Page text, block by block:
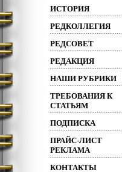
ИСТОРИЯ
РЕДКОЛЛЕГИЯ
РЕДСОВЕТ
РЕДАКЦИЯ
НАШИ РУБРИКИ
ТРЕБОВАНИЯ К
СТАТЬЯМ
ПОДПИСКА
ПРАЙС-ЛИСТ
РЕКЛАМА
КОНТАКТЫ